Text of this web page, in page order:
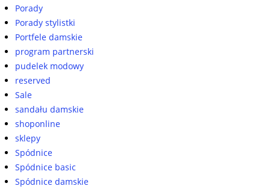
Porady
Porady stylistki
Portfele damskie
program partnerski
pudelek modowy
reserved
Sale
sandału damskie
shoponline
sklepy
Spódnice
Spódnice basic
Spódnice damskie